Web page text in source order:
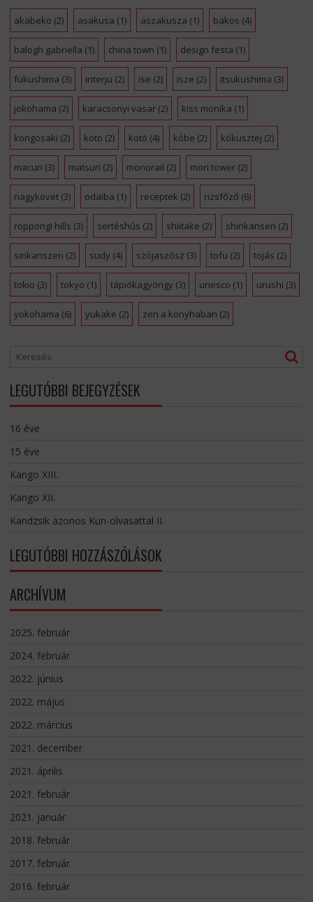
akabeko (2) asakusa (1) aszakusza (1) bakos (4)
balogh gabriella (1) china town (1) design festa (1)
fukushima (3) interju (2) ise (2) isze (2) itsukushima (3)
jokohama (2) karacsonyi vasar(2) kiss monika (1)
kongosaki (2) koto (2) kotó (4) kóbe (2) kókusztej (2)
macuri (3) matsuri (2) monorail (2) mori tower(2)
nagykovet(3) odaiba (1) receptek (2) rizsfőző (6)
roppongi hills (3) sertéshús (2) shiitake (2) shinkansen (2)
sinkanszen (2) sudy (4) szójaszósz (3) tofu (2) tojás (2)
tokio (3) tokyo (1) tápiókagyöngy (3) unesco (1) urushi (3)
yokohama (6) yukake (2) zen a konyhaban (2)
LEGUTÓBBI BEJEGYZÉSEK
16 éve
15 éve
Kango XIII.
Kango XII.
Kandzsik azonos Kun-olvasattal II.
LEGUTÓBBI HOZZÁSZÓLÁSOK
ARCHÍVUM
2025. február
2024. február
2022. június
2022. május
2022. március
2021. december
2021. április
2021. február
2021. január
2018. február
2017. február
2016. február